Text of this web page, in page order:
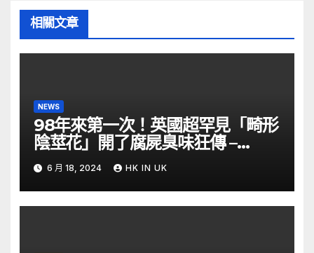
相關文章
NEWS
98年來第一次！英國超罕見「畸形
陰莖花」開了腐屍臭味狂傳 –
ETtoday
6 月 18, 2024 HK IN UK